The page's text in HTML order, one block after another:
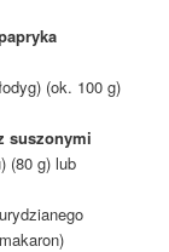
(ok. 100 g)
suszonymi
(80 g) lub